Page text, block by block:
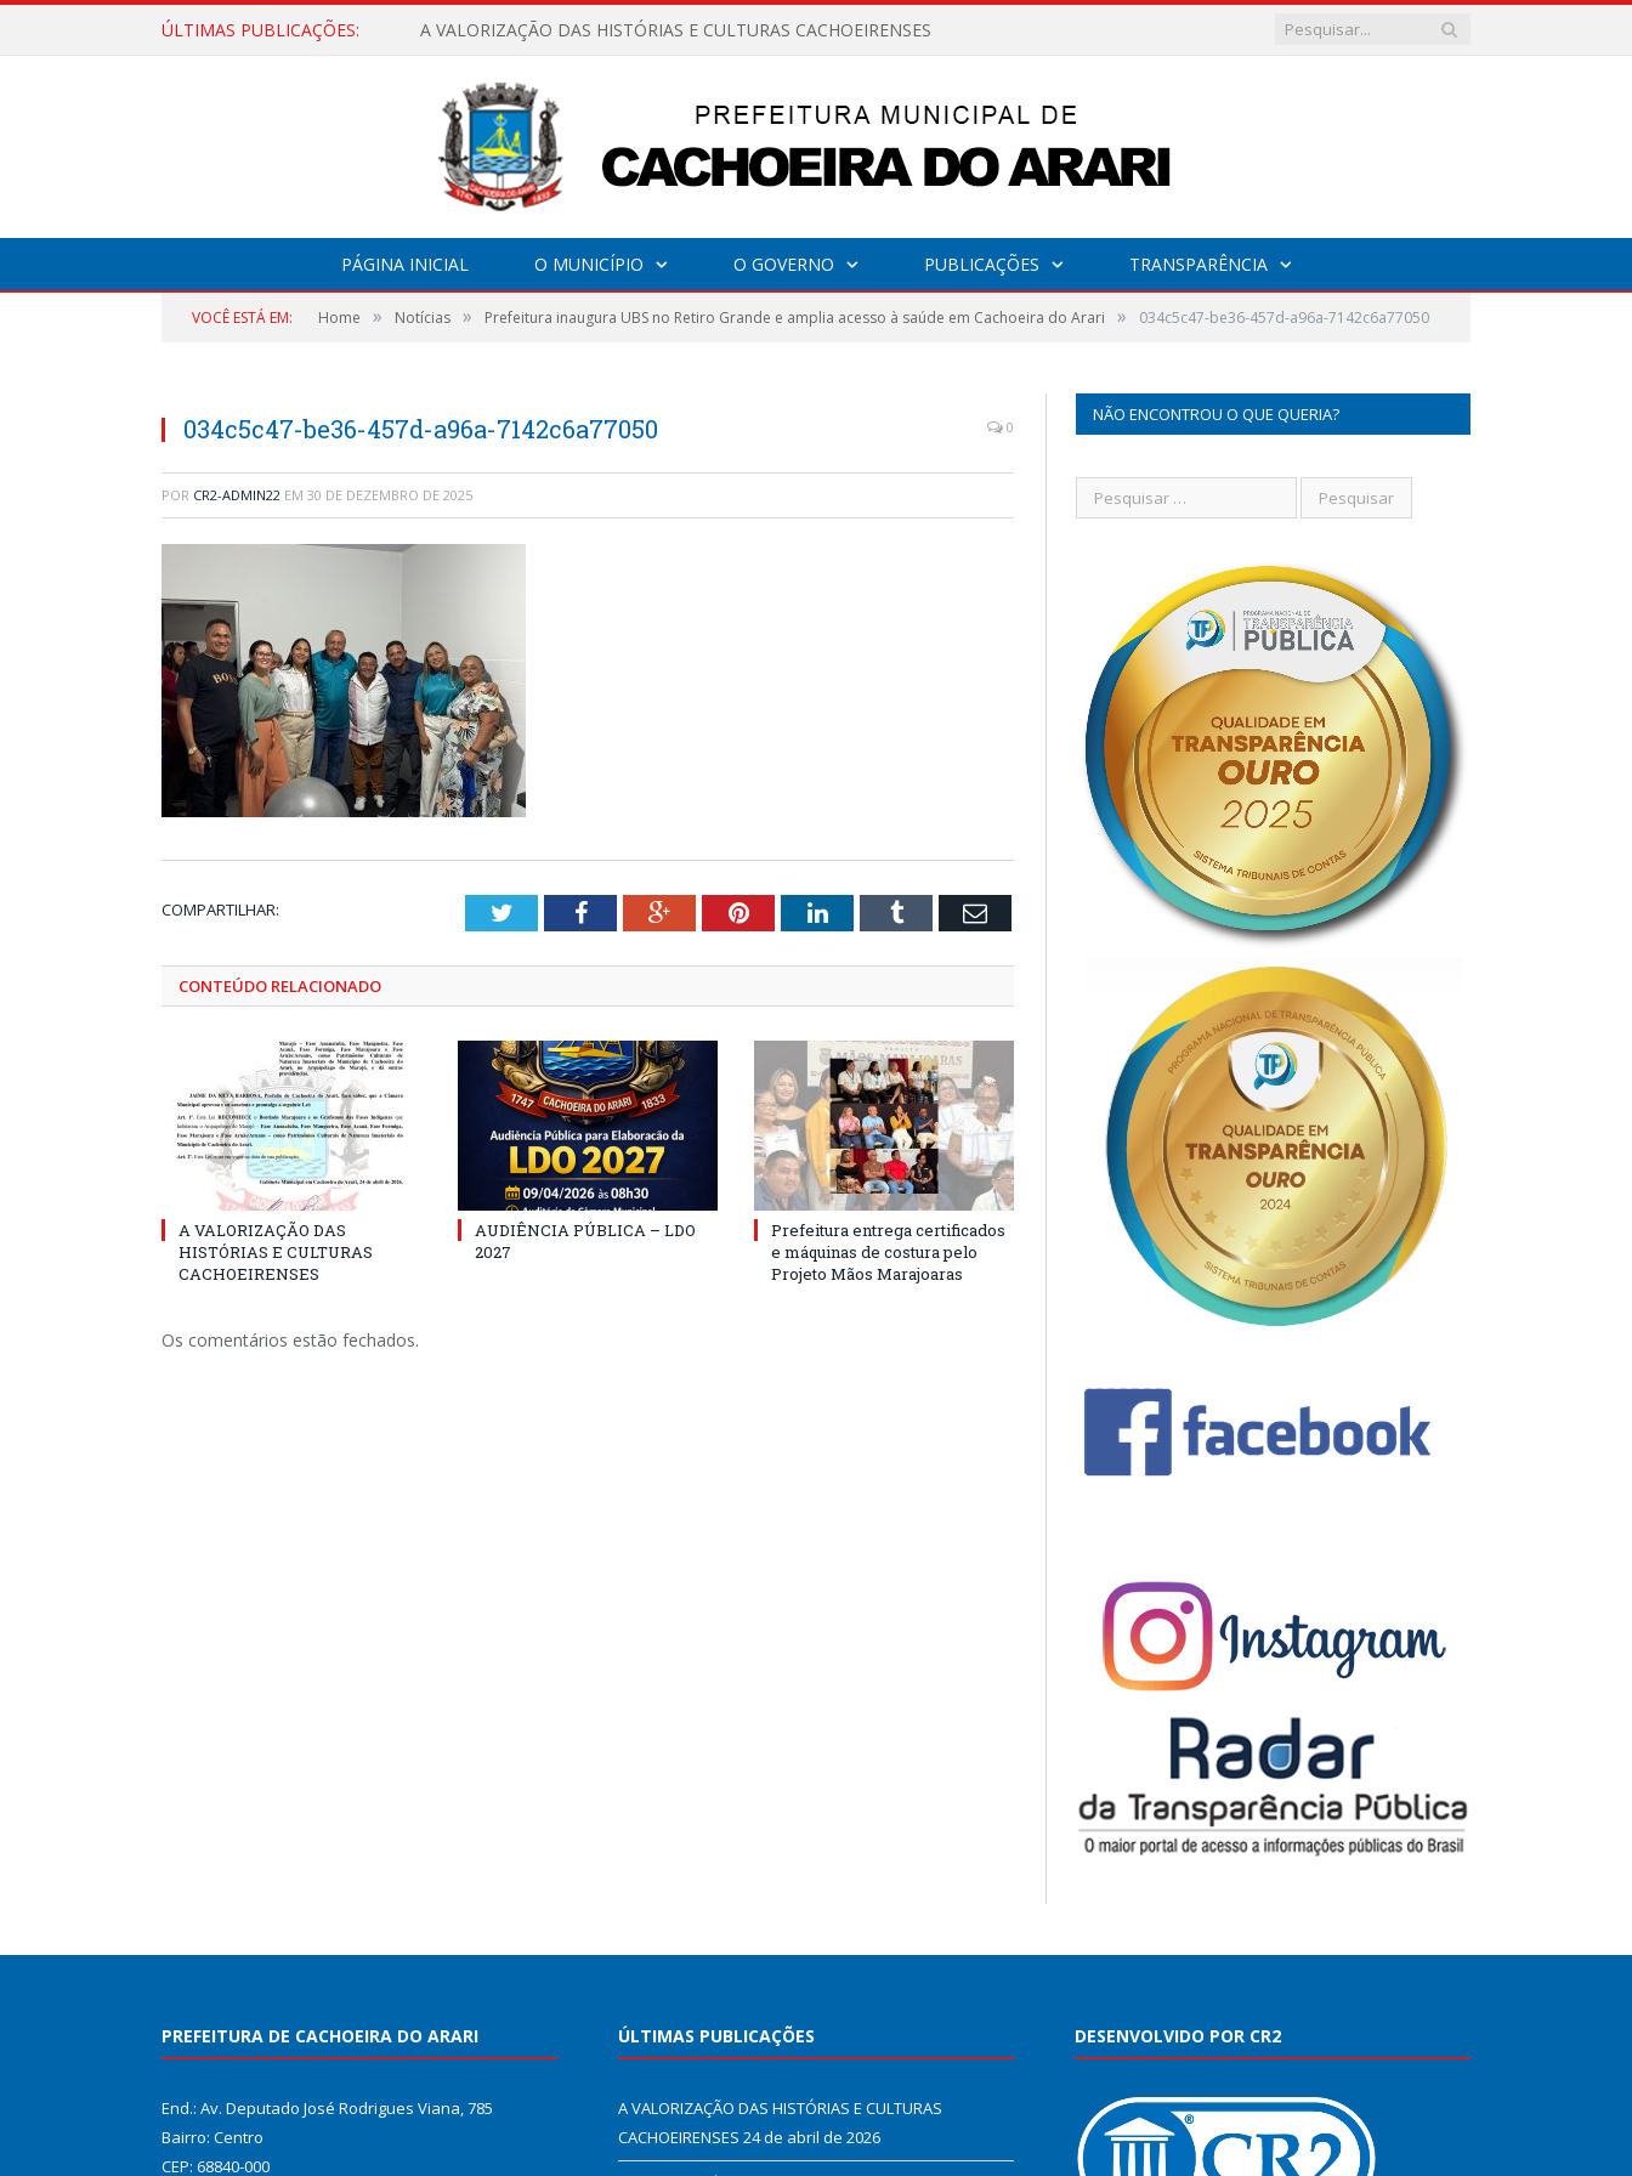
ÚLTIMAS PUBLICAÇÕES: A VALORIZAÇÃO DAS HISTÓRIAS E CULTURAS CACHOEIRENSES
PÁGINA INICIAL O MUNICÍPIO O GOVERNO PUBLICAÇÕES TRANSPARÊNCIA
VOCÊ ESTÁ EM: Home » Notícias » Prefeitura inaugura UBS no Retiro Grande e amplia acesso à saúde em Cachoeira do Arari » 034c5c47-be36-457d-a96a-7142c6a77050
034c5c47-be36-457d-a96a-7142c6a77050 0
POR CR2-ADMIN22 EM 30 DE DEZEMBRO DE 2025
COMPARTILHAR: TwitterFacebookGoogle+PinterestLinkedInTumblr Email
CONTEÚDO RELACIONADO
A VALORIZAÇÃO DAS
HISTÓRIAS E CULTURAS
CACHOEIRENSES
AUDIÊNCIA PÚBLICA – LDO
2027
Prefeitura entrega certificados
e máquinas de costura pelo
Projeto Mãos Marajoaras
Os comentários estão fechados.
NÃO ENCONTROU O QUE QUERIA?
PREFEITURA DE CACHOEIRA DO ARARI
End.: Av. Deputado José Rodrigues Viana, 785
Bairro: Centro
CEP: 68840-000
ÚLTIMAS PUBLICAÇÕES
A VALORIZAÇÃO DAS HISTÓRIAS E CULTURAS
CACHOEIRENSES 24 de abril de 2026
DESENVOLVIDO POR CR2